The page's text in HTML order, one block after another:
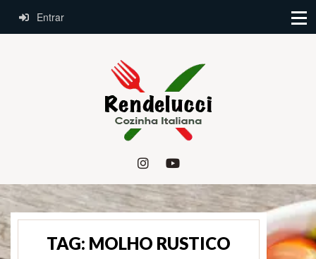
Entrar
TAG: MOLHO RUSTICO